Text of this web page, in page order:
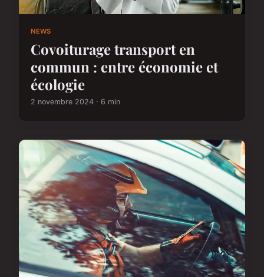
NEWS
Covoiturage transport en
commun : entre économie et
écologie
2 novembre 2024 · 6 min